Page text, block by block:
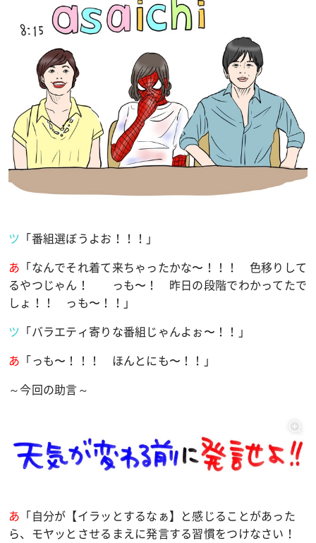
ツ 「番組選ぼうよお！！！」
あ 「なんでそれ着て来ちゃったかな〜！！！ 色移りして
るやつじゃん！ っも〜！ 昨日の段階でわかってたで
しょ！！ っも〜！！」
ツ 「バラエティ寄りな番組じゃんよぉ〜！！」
あ 「っも〜！！！ ほんとにも〜！！」
～今回の助言～
あ 「自分が【イラッとするなぁ】と感じることがあった
ら、モヤッとさせるまえに発言する習慣をつけなさい！